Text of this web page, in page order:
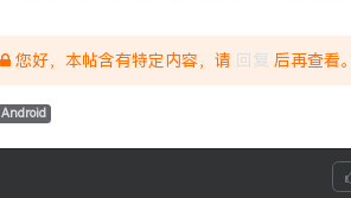
您好，本帖含有特定内容，请 回复 后再查看。
Android